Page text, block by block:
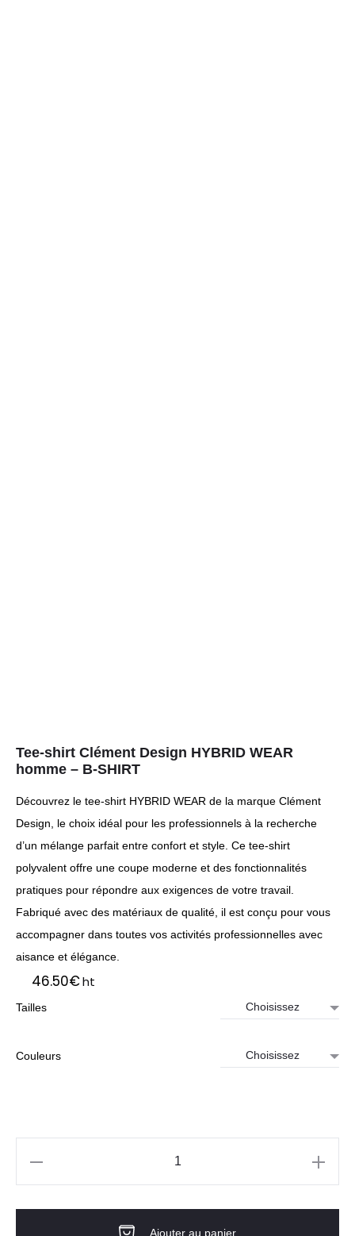
Tee-shirt Clément Design HYBRID WEAR
homme – B-SHIRT
Découvrez le tee-shirt HYBRID WEAR de la marque Clément
Design, le choix idéal pour les professionnels à la recherche
d’un mélange parfait entre confort et style. Ce tee-shirt
polyvalent offre une coupe moderne et des fonctionnalités
pratiques pour répondre aux exigences de votre travail.
Fabriqué avec des matériaux de qualité, il est conçu pour vous
accompagner dans toutes vos activités professionnelles avec
aisance et élégance.
46.50€ht
Tailles
Couleurs
Ajouter au panier